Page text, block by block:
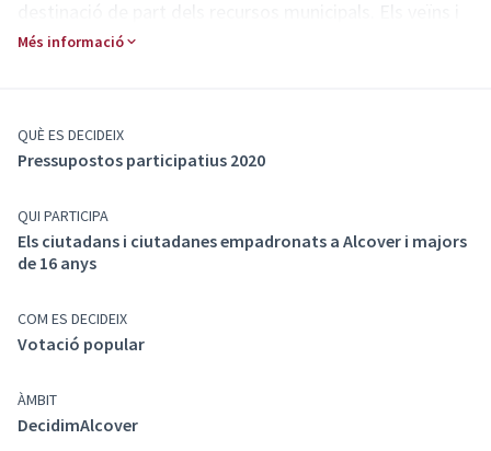
veïnes d’Alcover han exposat i
quals, 9 han estat admeses segons els criteris de
lesbases.
Els alcoverencs i alcoverenques han decidit per
vots(dels 131 vots totals),que s'utilitzin els
pressupostos participatius per dur a terme la
accessos de l'escola i llar d'infants
Més informació
QUÈ ES DECIDEIX
Pressupostos participatius 2020
QUI PARTICIPA
Els ciutadans i ciutadanes empadronats a Alcover i majors
de 16 anys
COM ES DECIDEIX
Votació popular
ÀMBIT
DecidimAlcover